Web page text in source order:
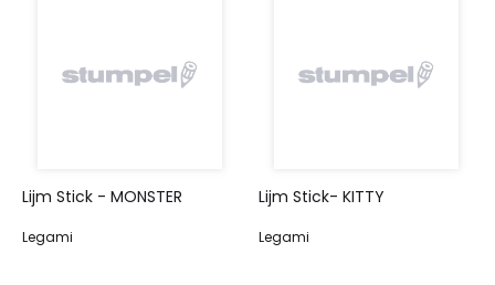
Lijm Stick - MONSTER
Legami
Lijm Stick- KITTY
Legami